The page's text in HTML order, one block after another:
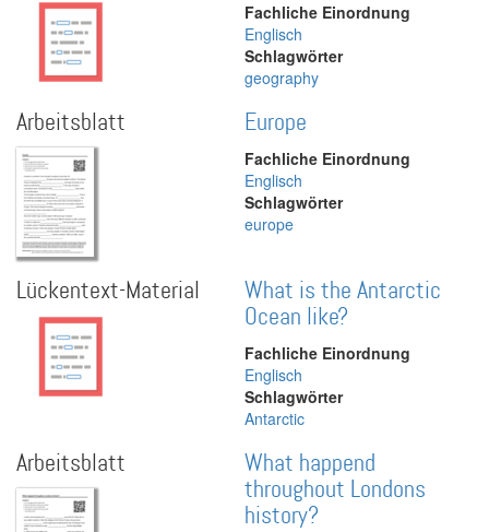
Fachliche Einordnung
Englisch
Schlagwörter
geography
Arbeitsblatt Europe
Fachliche Einordnung
Englisch
Schlagwörter
europe
Lückentext-Material
What is the Antarctic
Ocean like?
Fachliche Einordnung
Englisch
Schlagwörter
Antarctic
Arbeitsblatt
What happend
throughout Londons
history?